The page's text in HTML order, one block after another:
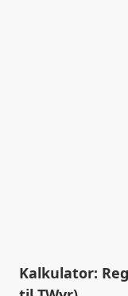
Kalkulator: